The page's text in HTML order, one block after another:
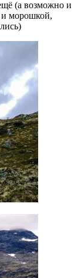
(а возможно и
и морошкой,